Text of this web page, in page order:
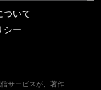
ついて
シー
サービスが、著作